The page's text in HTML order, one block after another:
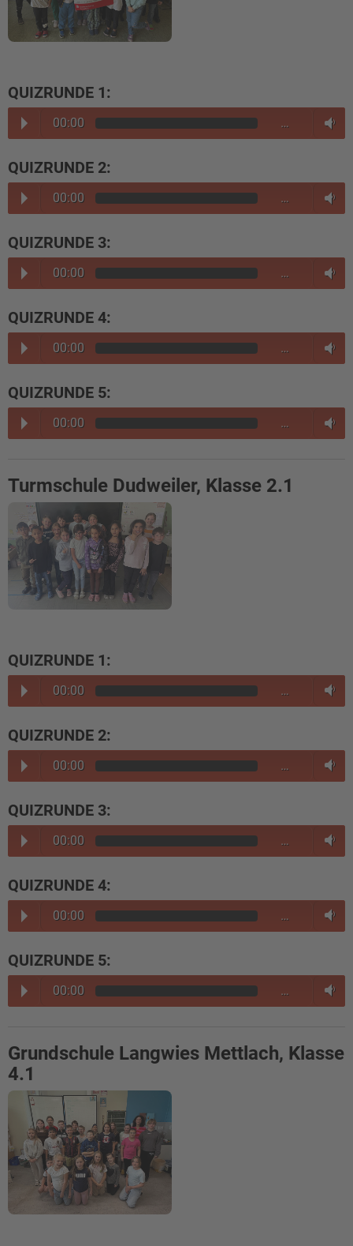
QUIZRUNDE 1:
00:00 …
QUIZRUNDE 2:
00:00 …
QUIZRUNDE 3:
00:00 …
QUIZRUNDE 4:
00:00 …
QUIZRUNDE 5:
00:00 …
Turmschule Dudweiler, Klasse 2.1
QUIZRUNDE 1:
00:00 …
QUIZRUNDE 2:
00:00 …
QUIZRUNDE 3:
00:00 …
QUIZRUNDE 4:
00:00 …
QUIZRUNDE 5:
00:00 …
Grundschule Langwies Mettlach, Klasse
4.1